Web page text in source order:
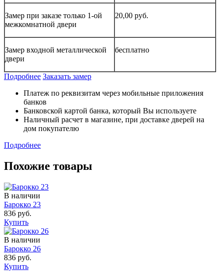
Замер при заказе только 1-ой
межкомнатной двери
20,00 руб.
Замер входной металлической
двери
бесплатно
Подробнее Заказать замер
Платеж по реквизитам через мобильные приложения
банков
Банковской картой банка, который Вы используете
Наличный расчет в магазине, при доставке дверей на
дом покупателю
Подробнее
Похожие товары
В наличии
Барокко 23
836 руб.
Купить
В наличии
Барокко 26
836 руб.
Купить